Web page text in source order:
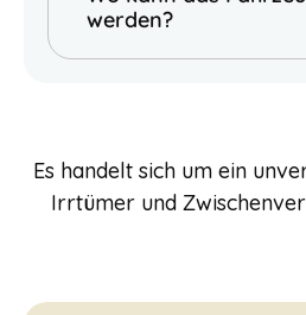
das Angebot nur für
werden?
Lieferung vor die
250 EUR netto zzgl.
Es handelt sich um ein
Irrtümer und